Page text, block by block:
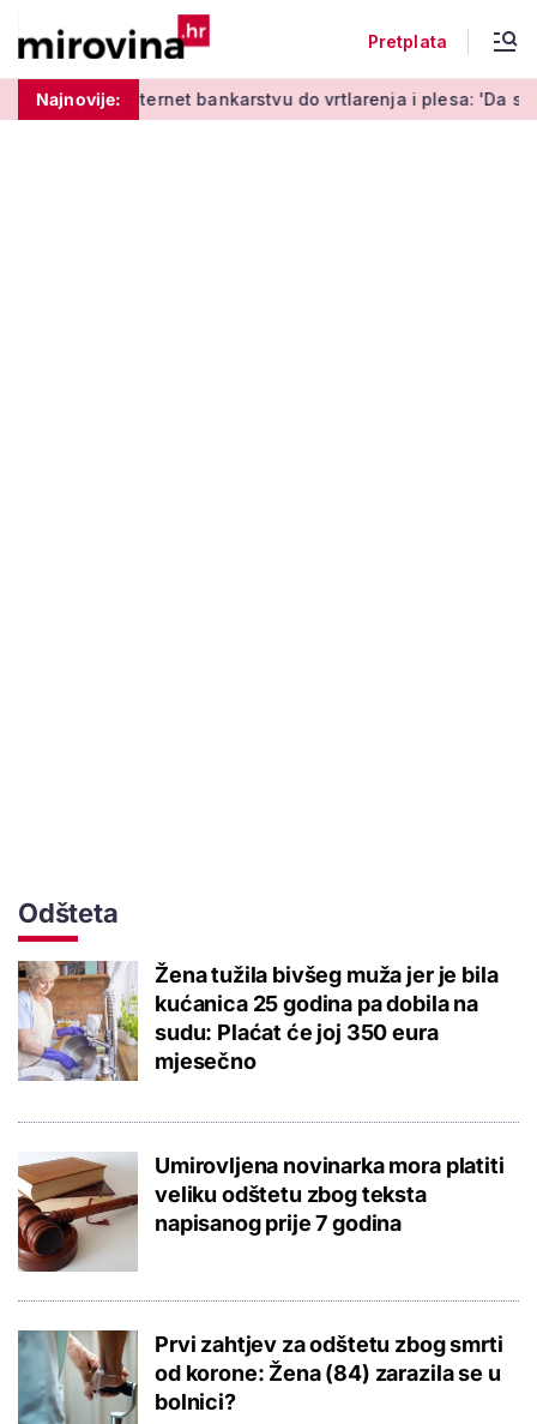
Pretplata
Najnovije:
o internet bankarstvu do vrtlarenja i plesa: 'Da starije
Odšteta
Žena tužila bivšeg muža jer je bila
kućanica 25 godina pa dobila na
sudu: Plaćat će joj 350 eura
mjesečno
Umirovljena novinarka mora platiti
veliku odštetu zbog teksta
napisanog prije 7 godina
Prvi zahtjev za odštetu zbog smrti
od korone: Žena (84) zarazila se u
bolnici?